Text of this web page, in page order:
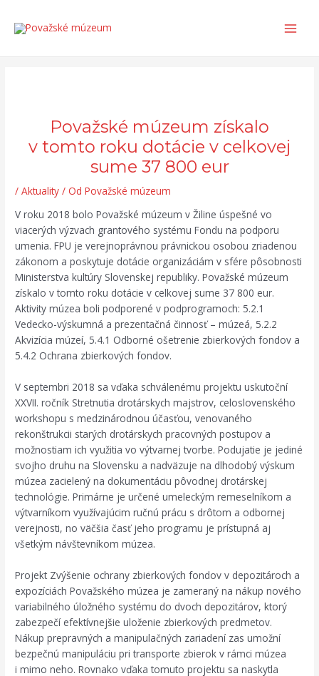
obsah
Považské múzeum získalo
v tomto roku dotácie v celkovej
sume 37 800 eur
/Aktuality / Od Považské múzeum
V roku 2018 bolo Považské múzeum v Žiline úspešné vo
viacerých výzvach grantového systému Fondu na podporu
umenia. FPU je verejnoprávnou právnickou osobou zriadenou
zákonom a poskytuje dotácie organizáciám v sfére pôsobnosti
Ministerstva kultúry Slovenskej republiky. Považské múzeum
získalo v tomto roku dotácie v celkovej sume 37 800 eur.
Aktivity múzea boli podporené v podprogramoch: 5.2.1
Vedecko-výskumná a prezentačná činnosť – múzeá, 5.2.2
Akvizícia múzeí, 5.4.1 Odborné ošetrenie zbierkových fondov a
5.4.2 Ochrana zbierkových fondov.
V septembri 2018 sa vďaka schválenému projektu uskutoční
XXVII. ročník Stretnutia drotárskych majstrov, celoslovenského
workshopu s medzinárodnou účasťou, venovaného
rekonštrukcii starých drotárskych pracovných postupov a
možnostiam ich využitia vo výtvarnej tvorbe. Podujatie je jediné
svojho druhu na Slovensku a nadväzuje na dlhodobý výskum
múzea zacielený na dokumentáciu pôvodnej drotárskej
technológie. Primárne je určené umeleckým remeselníkom a
výtvarníkom využívajúcim ručnú prácu s drôtom a odbornej
verejnosti, no väčšia časť jeho programu je prístupná aj
všetkým návštevníkom múzea.
Projekt Zvýšenie ochrany zbierkových fondov v depozitároch a
expozíciách Považského múzea je zameraný na nákup nového
variabilného úložného systému do dvoch depozitárov, ktorý
zabezpečí efektívnejšie uloženie zbierkových predmetov.
Nákup prepravných a manipulačných zariadení zas umožní
bezpečnú manipuláciu pri transporte zbierok v rámci múzea
i mimo neho. Rovnako vďaka tomuto projektu sa naskytla
navigation